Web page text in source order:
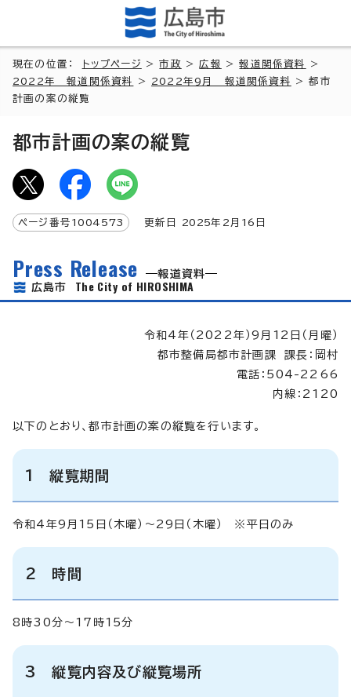
現在の位置： トップページ >市政 >広報 >報道関係資料
>
2022年 報道関係資料
> 2022年9月 報道関係資料
> 都市
計画の案の縦覧
都市計画の案の縦覧
ページ番号 1004573 更新日 2025年2月 16 日
Press Release
報道資料
広島市 The City of HIROSHIMA
令和4年（2022年）9月12日（月曜）
都市整備局都市計画課 課長：岡村
電話：504-2266
内線：2120
以下のとおり、都市計画の案の縦覧を行います。
1 縦覧期間
令和4年9月15日（木曜）～29日（木曜） ※平日のみ
2 時間
8時30分～17時15分
3 縦覧内容及び縦覧場所